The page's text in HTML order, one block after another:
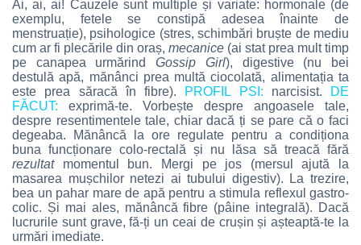
Ai, ai, ai! Cauzele sunt multiple și variate: hormonale (de
exemplu, fetele se constipă adesea înainte de
menstruație), psihologice (stres, schimbări bruște de mediu
cum ar fi plecările din oraș, mecanice (ai stat prea mult timp
pe canapea urmărindGossip Girl), digestive (nu bei
destulă apă, mănânci prea multă ciocolată, alimentația ta
este prea săracă în fibre).
PROFIL PSI: narcisist.
DE
FĂCUT: exprimă-te. Vorbește despre angoasele tale,
despre resentimentele tale, chiar dacă ți se pare că o faci
degeaba. Mănâncă la ore regulate pentru a condiționa
buna funcționare colo-rectală și nu lăsa să treacă fără
rezultatmomentul bun. Mergi pe jos (mersul ajută la
masarea mușchilor netezi ai tubului digestiv). La trezire,
bea un pahar mare de apă pentru a stimula reflexul gastro-
colic. Și mai ales, mănâncă fibre (pâine integrală). Dacă
lucrurile sunt grave, fă-ți un ceai de crușin și așteaptă-te la
urmări imediate.